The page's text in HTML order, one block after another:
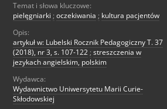
Temat i słowa kluczowe:
pielęgniarki ; oczekiwania ; kultura pacjentów
Opis:
artykuł w: Lubelski Rocznik Pedagogiczny T. 37
(2018), nr 3, s. 107-122 ; streszczenia w
jezykach angielskim, polskim
Wydawca:
Wydawnictwo Uniwersytetu Marii Curie-
Skłodowskiej